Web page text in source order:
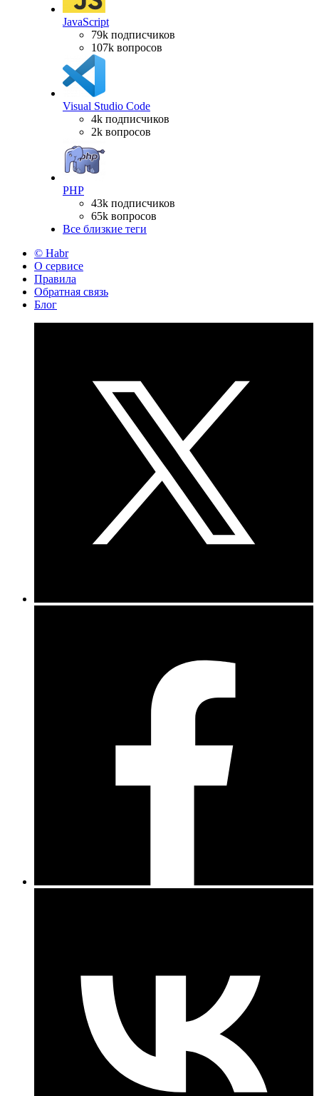
JavaScript
79k подписчиков
107k вопросов
Visual Studio Code
4k подписчиков
2k вопросов
PHP
43k подписчиков
65k вопросов
Все близкие теги
© Habr
О сервисе
Правила
Обратная связь
Блог